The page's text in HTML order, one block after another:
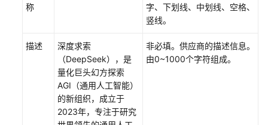
称
字、下划线、中划线、空格、
竖线。
描述
深度求索
（DeepSeek），是
量化巨头幻方探索
AGI（通用人工智能）
的新组织，成立于
2023年，专注于研究
非必填。供应商的描述信息。
由0~1000个字符组成。